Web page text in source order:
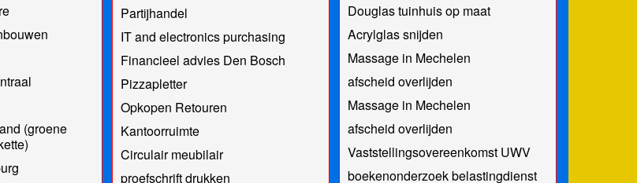
(groene
Partijhandel
IT and electronics purchasing
Financieel advies Den Bosch
Pizzapletter
Opkopen Retouren
Kantoorruimte
Circulair meubilair
proefschrift drukken
Douglas tuinhuis op maat
Acrylglas snijden
Massage in Mechelen
afscheid overlijden
Massage in Mechelen
afscheid overlijden
Vaststellingsovereenkomst UWV
boekenonderzoek belastingdienst